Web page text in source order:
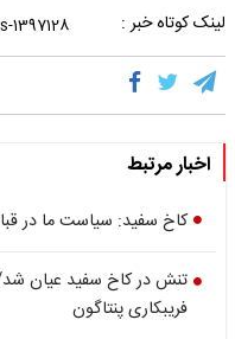
لینک کوتاه خبر :
اخبار مرتبط
کاخ سفید: سیاست ما در
تنش در کاخ سفید عیان
فریبکاری پنتاگون